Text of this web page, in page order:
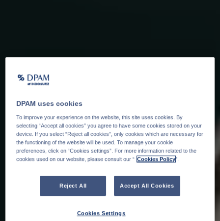
DPAM uses cookies
To improve your experience on the website, this site uses cookies. By
selecting “Accept all cookies” you agree to have some cookies stored on your
device. If you select “Reject all cookies”, only cookies which are necessary for
the functioning of the website will be used. To manage your cookie
preferences, click on “Cookies settings”. For more information related to the
cookies used on our website, please consult our “ Cookies Policy".
Reject All Accept All Cookies
Cookies Settings